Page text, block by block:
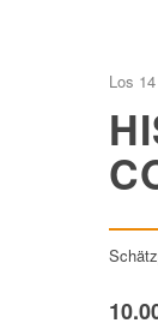
Los 14